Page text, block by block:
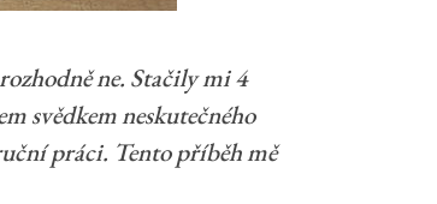
ne. Stačily mi 4
svědkem neskutečného
práci. Tento příběh mě